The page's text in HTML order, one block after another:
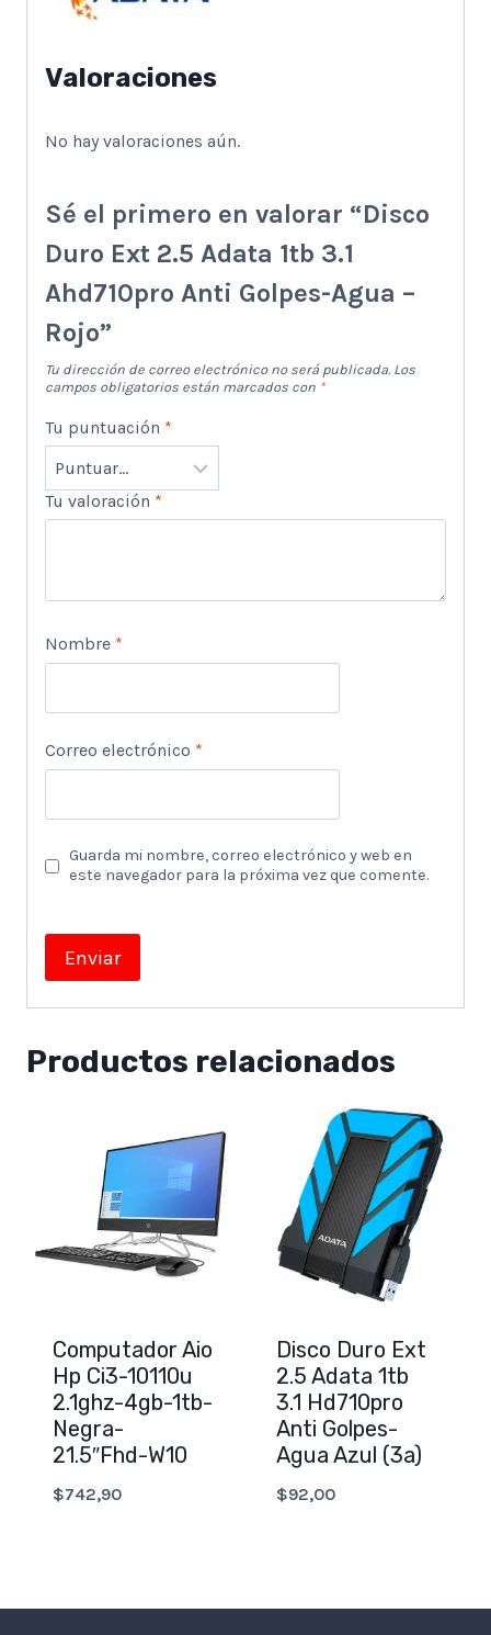
Valoraciones
No hay valoraciones aún.
Sé el primero en valorar “Disco
Duro Ext 2.5 Adata 1tb 3.1
Ahd710pro Anti Golpes-Agua –
Rojo”
Tu dirección de correo electrónico no será publicada. Los
campos obligatorios están marcados con *
Tu puntuación *
Tu valoración *
Nombre *
Correo electrónico *
Guarda mi nombre, correo electrónico y web en
este navegador para la próxima vez que comente.
Productos relacionados
Computador Aio
Hp Ci3-10110u
2.1ghz-4gb-1tb-
Negra-
21.5″Fhd-W10
$742,90
Disco Duro Ext
2.5 Adata 1tb
3.1 Hd710pro
Anti Golpes-
Agua Azul (3a)
$92,00